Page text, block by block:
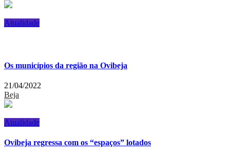
Atualidade
Os municípios da região na Ovibeja
21/04/2022
Beja
Atualidade
Ovibeja regressa com os “espaços” lotados